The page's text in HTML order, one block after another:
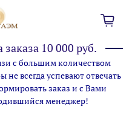
10 000 руб.
с большим количеством
всегда успевают отвечать
заказ и с Вами
менеджер!